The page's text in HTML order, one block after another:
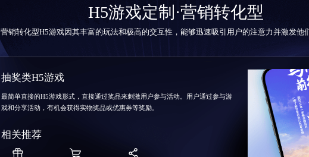
H5游戏定制 ·营销转化型
营销转化型H5游戏因其丰富的玩法和极高的交互性，能够迅速吸引用户的注意力并激发他
抽奖类H5游戏
最简单直接的H5游戏形式，直接通过奖品来刺激用户参与活动。用户通过参与游
戏和分享活动，有机会获得实物奖品或优惠券等奖励。
相关推荐